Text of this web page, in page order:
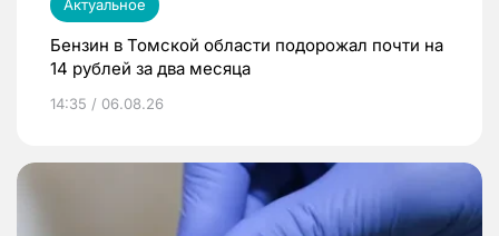
Актуальное
Бензин в Томской области подорожал почти на
14 рублей за два месяца
14:35 / 06.08.26